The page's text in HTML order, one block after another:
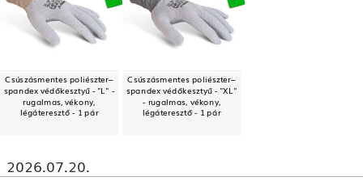
Csúszásmentes poliészter–
spandex védőkesztyű - "L" -
rugalmas, vékony,
légáteresztő - 1 pár
Csúszásmentes poliészter–
spandex védőkesztyű - "XL"
- rugalmas, vékony,
légáteresztő - 1 pár
2026.07.20.